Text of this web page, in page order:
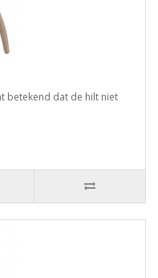
betekend dat de hilt niet